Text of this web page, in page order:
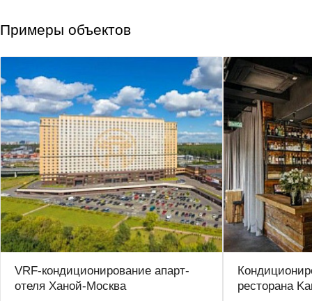
Примеры объектов
VRF-кондиционирование апарт-
отеля Ханой-Москва
ресторана